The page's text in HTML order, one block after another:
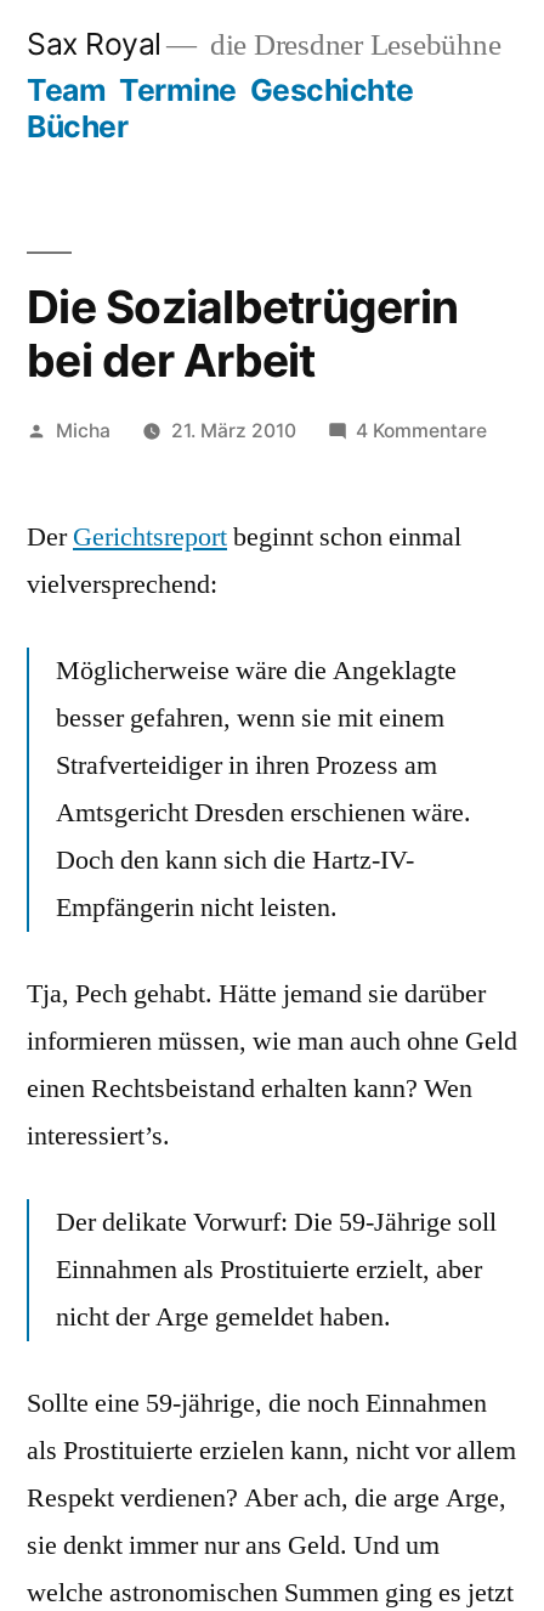
springen
Sax Royal die Dresdner Lesebühne
Team Termine Geschichte
Bücher
Die Sozialbetrügerin
bei der Arbeit
Veröffentlicht
Micha 21. März 2010 4 Kommentarezu
DerGerichtsreportbeginnt schon einmal
vielversprechend:
Möglicherweise wäre die Angeklagte
besser gefahren, wenn sie mit einem
Strafverteidiger in ihren Prozess am
Amtsgericht Dresden erschienen wäre.
Doch den kann sich die Hartz-IV-
Empfängerin nicht leisten.
Tja, Pech gehabt. Hätte jemand sie darüber
informieren müssen, wie man auch ohne Geld
einen Rechtsbeistand erhalten kann? Wen
interessiert’s.
Der delikate Vorwurf: Die 59-Jährige soll
Einnahmen als Prostituierte erzielt, aber
nicht der Arge gemeldet haben.
Sollte eine 59-jährige, die noch Einnahmen
als Prostituierte erzielen kann, nicht vor allem
Respekt verdienen? Aber ach, die arge Arge,
sie denkt immer nur ans Geld. Und um
welche astronomischen Summen ging es jetzt